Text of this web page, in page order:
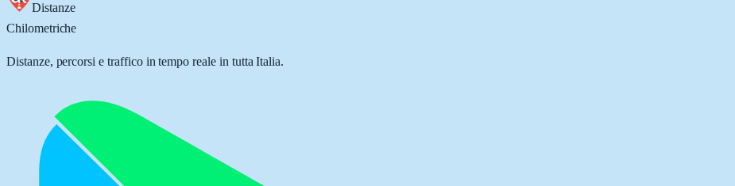
Distanze
Chilometriche
Distanze, percorsi e traffico in tempo reale in tutta Italia.